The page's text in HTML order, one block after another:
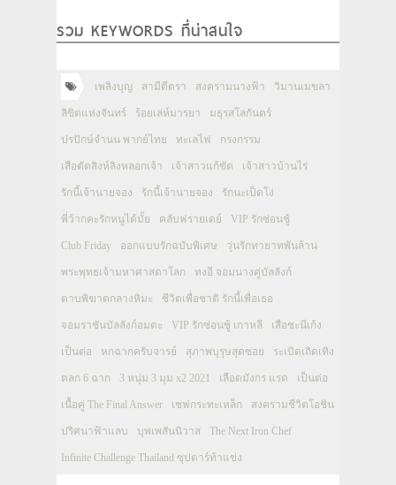
รวม KEYWORDS ที่น่าสนใจ
เพลิงบุญ สามีตีตรา สงครามนางฟ้า วิมานเมขลา
ลิขิตแห่งจันทร์ ร้อยเล่ห์มารยา มธุรสโลกันตร์
ปรปักษ์จำนน พากย์ไทย ทะเลไฟ กรงกรรม
เสือตัดสิงห์ลิงหลอกเจ้า เจ้าสาวแก้ขัด เจ้าสาวบ้านไร่
รักนี้เจ้านายจอง รักนี้เจ้านายจอง รักนะเป็ดโง่
พี่ว้ากคะรักหนูได้มั้ย คลับฟรายเดย์ VIP รักซ่อนชู้
Club Friday ออกแบบรักฉบับพิเศษ วุ่นรักทายาทพันล้าน
พระพุทธเจ้ามหาศาสดาโลก ทงอี จอมนางคู่บัลลังก์
ดาบพิฆาตกลางหิมะ ชีวิตเพื่อชาติ รักนี้เพื่อเธอ
จอมราชันบัลลังก์อมตะ VIP รักซ่อนชู้ เกาหลี เสือชะนีเก้ง
เป็นต่อ หกฉากครับจารย์ สุภาพบุรุษสุดซอย ระเบิดเถิดเทิง
ตลก 6 ฉาก 3 หนุ่ม 3 มุม x2 2021 เลือดมังกร แรด เป็นต่อ
เนื้อคู่ The Final Answer เชฟกระทะเหล็ก สงครามชีวิตโอชิน
ปริศนาฟ้าแลบ บุพเพสันนิวาส The Next Iron Chef
Infinite Challenge Thailand ซุปตาร์ท้าแข่ง